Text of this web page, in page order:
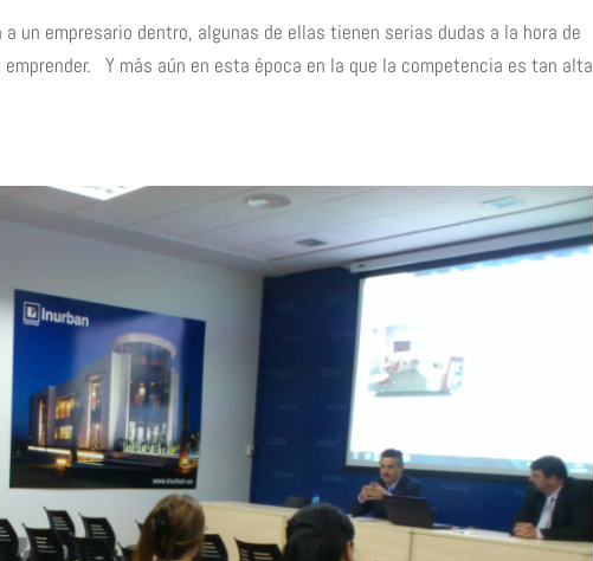
un empresario dentro, algunas de ellas tienen serias dudas a la hora de
Y más aún en esta época en la que la competencia es tan alta